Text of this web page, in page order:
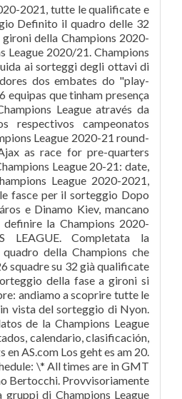
2021, tutte le qualificate e
Definito il quadro delle 32
della Champions 2020-
League 2020/21. Champions
ai sorteggi degli ottavi di
dos embates do "play-
equipas que tinham presença
League através da
respectivos campeonatos
League 2020-21 round-
as race for pre-quarters
League 20-21: date,
League 2020-2021,
fasce per il sorteggio Dopo
e Dinamo Kiev, mancano
la Champions 2020-
LEAGUE. Completata la
della Champions che
squadre su 32 già qualificate
della fase a gironi si
andiamo a scoprire tutte le
vista del sorteggio di Nyon.
de la Champions League
calendario, clasificación,
AS.com Los geht es am 20.
\* All times are in GMT
Bertocchi. Provvisoriamente
di Champions League